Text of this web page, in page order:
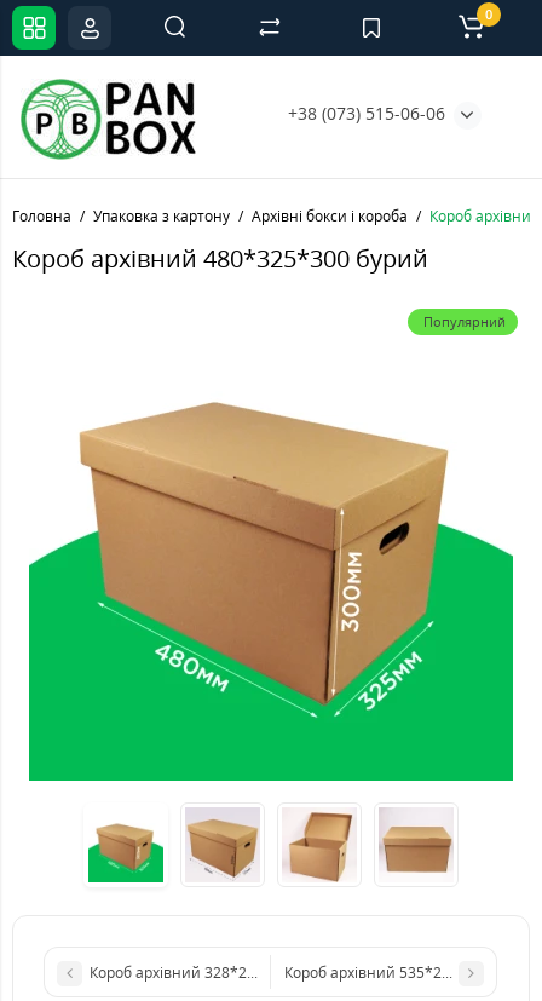
+38 (073) 515-06-06
0
Головна Упаковка з картону Архівні бокси і короба Короб
Короб архівний 480*325*300 бурий
Популярний
Короб архівний 328*230*210 бурий. GFRКороб архівний 535*295*345 бурий.